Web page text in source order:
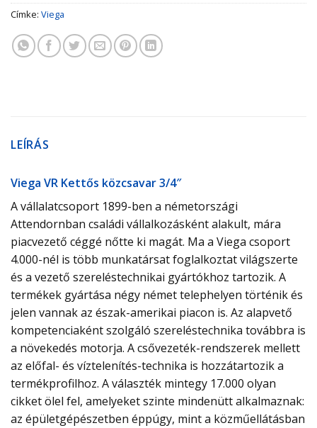
Címke: Viega
LEÍRÁS
Viega VR Kettős közcsavar 3/4″
A vállalatcsoport 1899-ben a németországi
Attendornban családi vállalkozásként alakult, mára
piacvezető céggé nőtte ki magát. Ma a Viega csoport
4.000-nél is több munkatársat foglalkoztat világszerte
és a vezető szereléstechnikai gyártókhoz tartozik. A
termékek gyártása négy német telephelyen történik és
jelen vannak az észak-amerikai piacon is. Az alapvető
kompetenciaként szolgáló szereléstechnika továbbra is
a növekedés motorja. A csővezeték-rendszerek mellett
az előfal- és víztelenítés-technika is hozzátartozik a
termékprofilhoz. A választék mintegy 17.000 olyan
cikket ölel fel, amelyeket szinte mindenütt alkalmaznak:
az épületgépészetben éppúgy, mint a közműellátásban